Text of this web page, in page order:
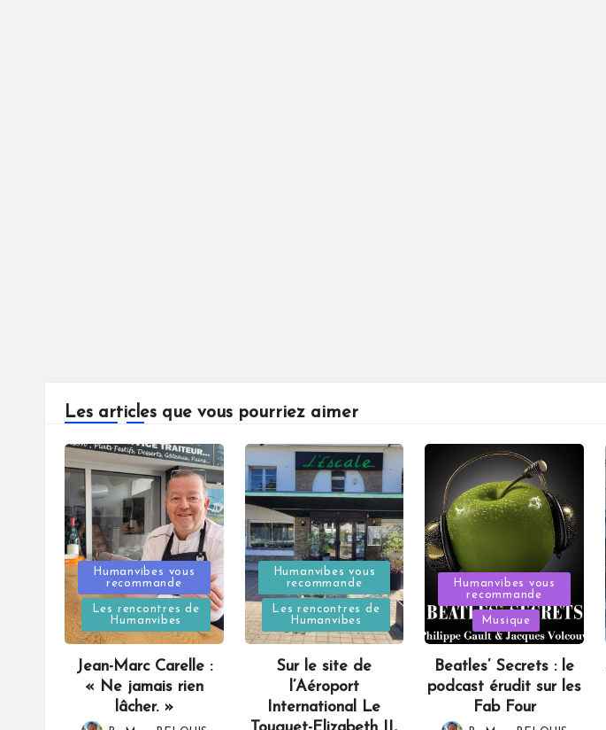
Les articles que vous pourriez aimer
Posted
in
Humanvibes vous
recommande
Les rencontres de
Humanvibes
Jean-Marc Carelle :
« Ne jamais rien
lâcher. »
Posted
in
Humanvibes vous
recommande
Les rencontres de
Humanvibes
Sur le site de
l’Aéroport
International Le
Posted
in
Humanvibes vous
recommande
Musique
Beatles’ Secrets : le
podcast érudit sur les
Fab Four